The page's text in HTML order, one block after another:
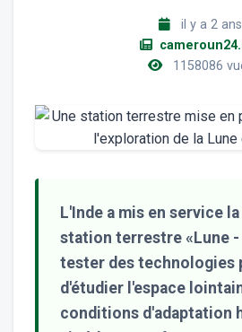
il y a 2 ans
1158086
L'Inde a mis en service
station terrestre «Lune -
tester des technologies
d'étudier l'espace
conditions d'adaptation